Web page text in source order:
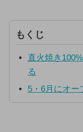
もくじ
直火焼き
る
5・6月にオー